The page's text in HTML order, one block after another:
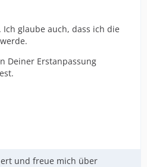
glaube auch, dass ich die
Deiner Erstanpassung
und freue mich über